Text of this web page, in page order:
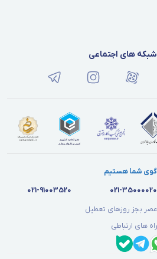
شبکه های اجتماعی
شما هستیم
021-35000020
021-91003520
های ارتباطی